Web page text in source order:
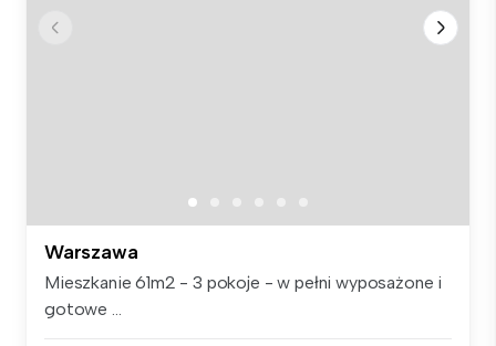
Warszawa
Mieszkanie 61m2 - 3 pokoje - w pełni wyposażone i
gotowe ...